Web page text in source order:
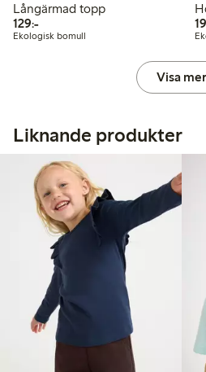
Långärmad topp
129:-129,00 kr
Ekologisk bomull
Visa mer
Liknande produkter